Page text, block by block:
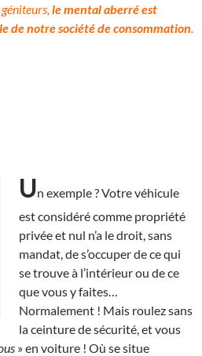
le mental aberré est
de notre société de consommation
Un exemple ? Votre véhicule
est considéré comme propriété
privée et nul n’a le droit, sans
mandat, de s’occuper de ce qui
se trouve à l’intérieur ou de ce
que vous y faites…
Normalement ! Mais roulez sans
la ceinture de sécurité, et vous
» en voiture ! Où se situe